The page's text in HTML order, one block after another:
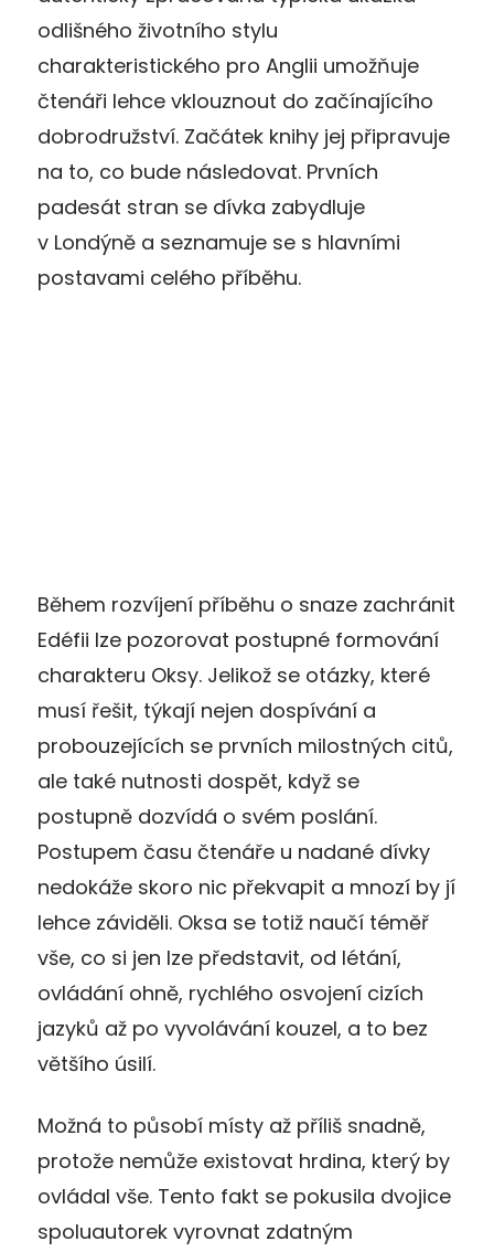
odlišného životního stylu
charakteristického pro Anglii umožňuje
čtenáři lehce vklouznout do začínajícího
dobrodružství. Začátek knihy jej připravuje
na to, co bude následovat. Prvních
padesát stran se dívka zabydluje
v Londýně a seznamuje se s hlavními
postavami celého příběhu.
Během rozvíjení příběhu o snaze zachránit
Edéfii lze pozorovat postupné formování
charakteru Oksy. Jelikož se otázky, které
musí řešit, týkají nejen dospívání a
probouzejících se prvních milostných citů,
ale také nutnosti dospět, když se
postupně dozvídá o svém poslání.
Postupem času čtenáře u nadané dívky
nedokáže skoro nic překvapit a mnozí by jí
lehce záviděli. Oksa se totiž naučí téměř
vše, co si jen lze představit, od létání,
ovládání ohně, rychlého osvojení cizích
jazyků až po vyvolávání kouzel, a to bez
většího úsilí.
Možná to působí místy až příliš snadně,
protože nemůže existovat hrdina, který by
ovládal vše. Tento fakt se pokusila dvojice
spoluautorek vyrovnat zdatným